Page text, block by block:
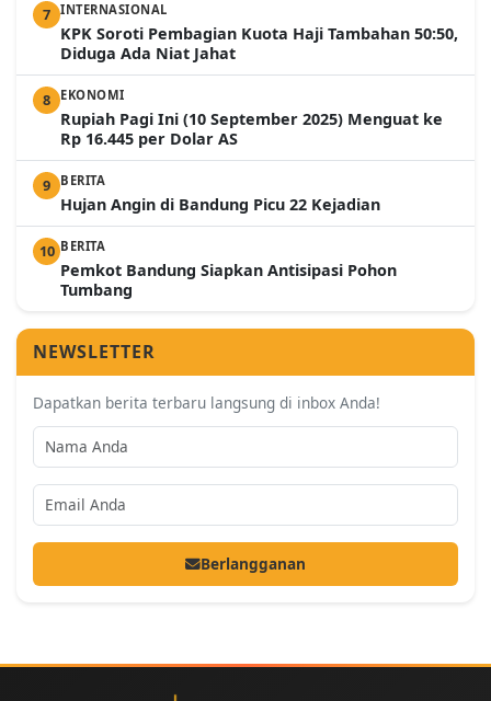
7 INTERNASIONAL
KPK Soroti Pembagian Kuota Haji Tambahan 50:50,
Diduga Ada Niat Jahat
8 EKONOMI
Rupiah Pagi Ini (10 September 2025) Menguat ke
Rp 16.445 per Dolar AS
9 BERITA
Hujan Angin di Bandung Picu 22 Kejadian
10 BERITA
Pemkot Bandung Siapkan Antisipasi Pohon
Tumbang
NEWSLETTER
Dapatkan berita terbaru langsung di inbox Anda!
Berlangganan